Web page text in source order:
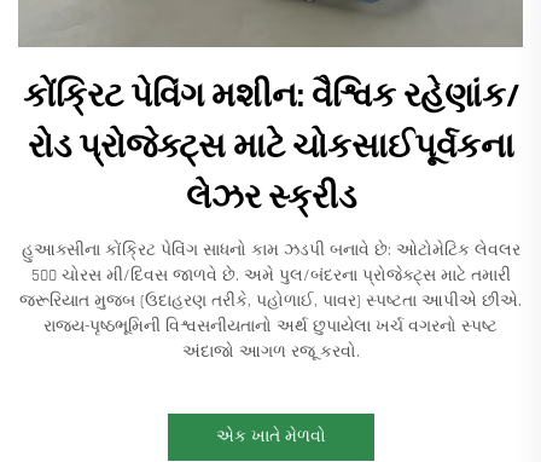
કોંક્રિટ પેવિંગ મશીન: વૈશ્વિક રહેણાંક/
રોડ પ્રોજેક્ટ્સ માટે ચોકસાઈપૂર્વકના
લેઝર સ્ક્રીડ
હુઆક્સીના કોંક્રિટ પેવિંગ સાધનો કામ ઝડપી બનાવે છે: ઓટોમેટિક લેવલર
500 ચોરસ મી/દિવસ જાળવે છે. અમે પુલ/બંદરના પ્રોજેક્ટ્સ માટે તમારી
જરૂરિયાત મુજબ (ઉદાહરણ તરીકે, પહોળાઈ, પાવર) સ્પષ્ટતા આપીએ છીએ.
રાજ્ય-પૃષ્ઠભૂમિની વિશ્વસનીયતાનો અર્થ છુપાયેલા ખર્ચ વગરનો સ્પષ્ટ
અંદાજો આગળ રજૂ કરવો.
એક ખાતે મેળવો